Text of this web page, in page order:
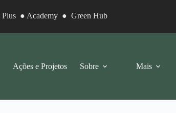
Plus● Academy● Green Hub
Ações e Projetos Sobre Mais